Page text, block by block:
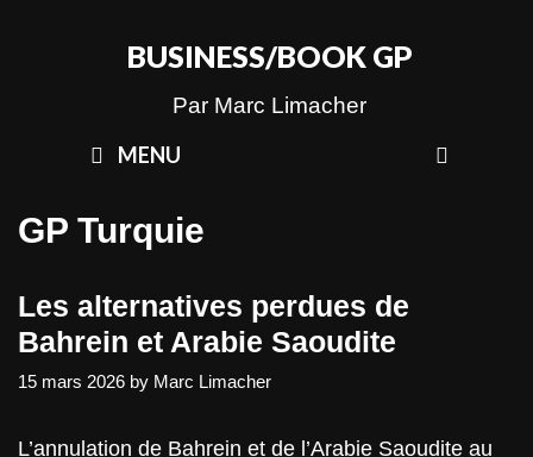
BUSINESS/BOOK GP
Par Marc Limacher
MENU
GP Turquie
Les alternatives perdues de
Bahrein et Arabie Saoudite
15 mars 2026 by Marc Limacher
L’annulation de Bahrein et de l’Arabie Saoudite au